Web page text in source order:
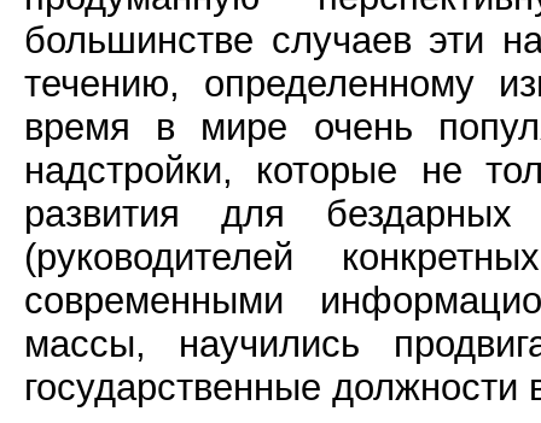
большинстве случаев эти
течению, определенному
время в мире очень
надстройки, которые не
развития для
(руководителей
современными
массы, научились
государственные должности